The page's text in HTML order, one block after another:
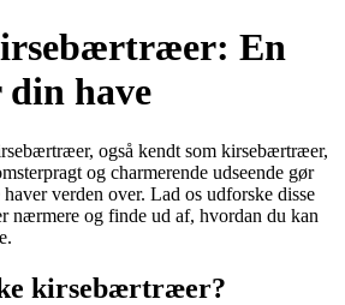
En
din have
også kendt som kirsebærtræer,
og charmerende udseende gør
verden over. Lad os udforske disse
nærmere og finde ud af, hvordan du kan
kirsebærtræer?